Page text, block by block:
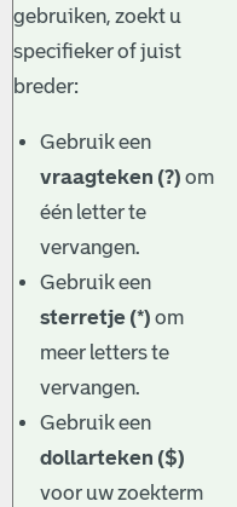
gebruiken, zoekt u
specifieker of juist
breder:
Gebruik een
vraagteken (?) om
één letter te
vervangen.
Gebruik een
sterretje (*) om
meer letters te
vervangen.
Gebruik een
dollarteken ($)
voor uw zoekterm